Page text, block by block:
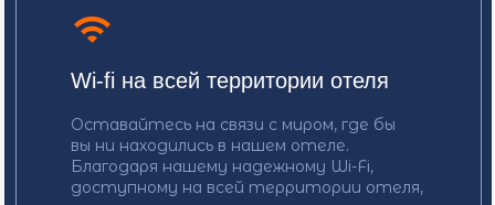
Рафтинг
Почувствуйте адреналин и драйв,
живописных пейзажей